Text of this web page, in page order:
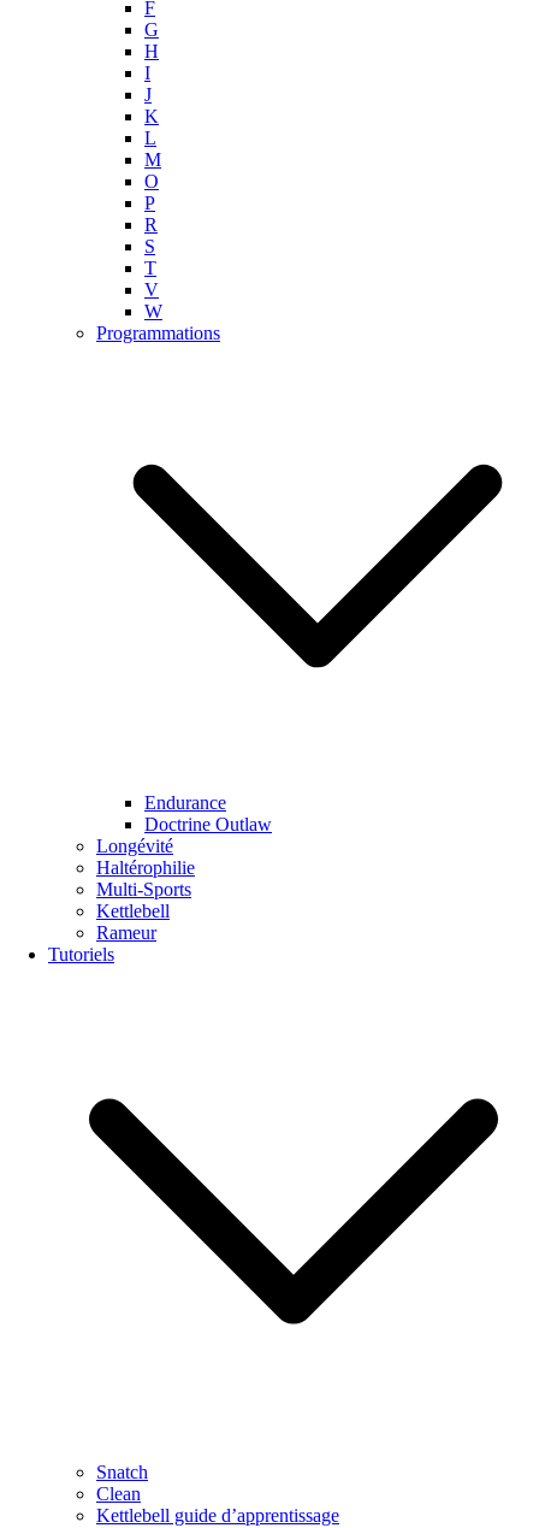
F
G
H
I
J
K
L
M
O
P
R
S
T
V
W
Programmations
Endurance
Doctrine Outlaw
Longévité
Haltérophilie
Multi-Sports
Kettlebell
Rameur
Tutoriels
Snatch
Clean
Kettlebell guide d’apprentissage